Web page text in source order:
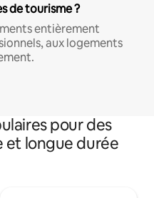
de tourisme ?
entièrement
aux logements
pour des
et longue durée